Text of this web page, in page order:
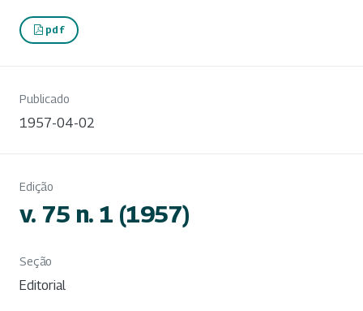
pdf
Publicado
1957-04-02
Edição
v. 75 n. 1 (1957)
Seção
Editorial